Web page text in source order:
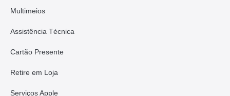
Multimeios
Assistência Técnica
Cartão Presente
Retire em Loja
Serviços Apple